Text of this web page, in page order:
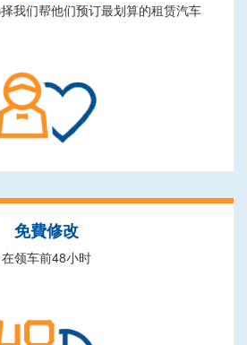
我们帮他们预订最划算的租赁汽车
免費修改
在领车前48小时